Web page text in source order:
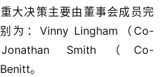
大决策主要由董事会成员完
为：Vinny Lingham（Co-
Smith（Co-
。